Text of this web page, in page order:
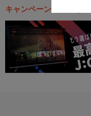
キャンペーン・お得な情